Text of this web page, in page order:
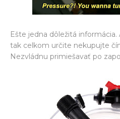
Ešte jedna dôležitá
tak celkom určite nekupujte
Nezvládnu primiešavať po